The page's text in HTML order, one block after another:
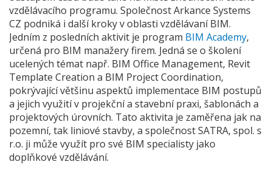
vzdělávacího programu. Společnost Arkance Systems
CZ podniká i další kroky v oblasti vzdělávaní BIM.
Jedním z posledních aktivit je program BIM Academy,
určená pro BIM manažery firem. Jedná se o školení
ucelených témat např. BIM Office Management, Revit
Template Creation a BIM Project Coordination,
pokrývající většinu aspektů implementace BIM postupů
a jejich využití v projekční a stavební praxi, šablonách a
projektových úrovních. Tato aktivita je zaměřena jak na
pozemní, tak liniové stavby, a společnost SATRA, spol. s
r.o. ji může využít pro své BIM specialisty jako
doplňkové vzdělávání.